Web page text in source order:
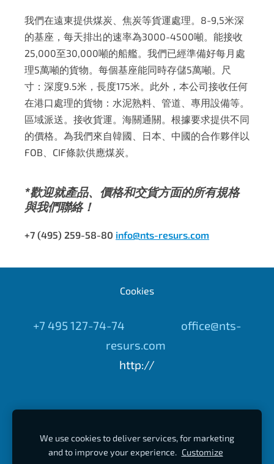
我們在遠東提供煤炭、焦炭等貨運處理。8-9,5米深
的基座，每天排出的速率為3000-4500噸。能接收
25,000至30,000噸的船艦。我們已經準備好每月處
理5萬噸的貨物。每個基座能同時存儲5萬噸。尺
寸：深度9.5米，長度175米。此外，本公司接收任何
在港口處理的貨物：水泥熟料、管道、專用設備等。
區域派送。接收貨運。海關通關。根據要求提供不同
的價格。為我們來自韓國、日本、中國的合作夥伴以
FOB、CIF條款供應煤炭。
*歡迎就產品、價格和交貨方面的所有規格
與我們聯絡！
+7 (495) 259-58-80 info@nts-resurs.com
Cookies
+7 495 127-74-74 office@nts-
resurs.com
http://
We use cookies to deliver services, for marketing
and to improve your experience. Customize